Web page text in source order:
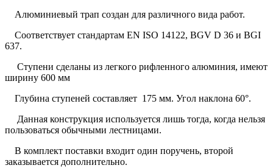
Алюминиевый трап создан для различного вида работ.
Соответствует стандартам EN ISO 14122, BGV D 36 и BGI
637.
Ступени сделаны из легкого рифленного алюминия, имеют
ширину 600 мм
Глубина ступеней составляет 175 мм. Угол наклона 60°.
Данная конструкция используется лишь тогда, когда нельзя
пользоваться обычными лестницами.
В комплект поставки входит один поручень, второй
заказывается дополнительно.